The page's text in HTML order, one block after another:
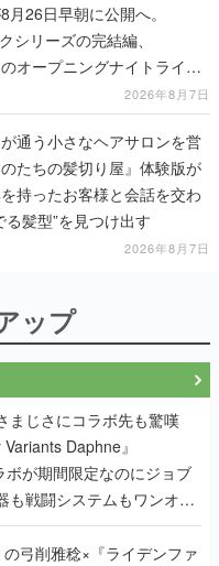
月26日早朝に公開へ。
シリーズの完結編、
オープニングナイトライブ
ーの浜口直樹氏が登壇する予
2026年8月7日
が通う小さなヘアサロンを営
たちの髪切り屋』体験版が
持ったお客様と会話を交わ
る髪型”を見つけ出す
2026年8月7日
ップ
まじさにコラボ先も驚嘆
Daphne』
ボが期間限定なのにジョブ
も戦闘システムもワンオフ
理由を両ディレクターに聞
の弓削雅稔×『ライデンファ